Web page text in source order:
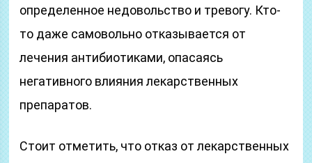
определенное недовольство и тревогу. Кто-
то даже самовольно отказывается от
лечения антибиотиками, опасаясь
негативного влияния лекарственных
препаратов.
Стоит отметить, что отказ от лекарственных